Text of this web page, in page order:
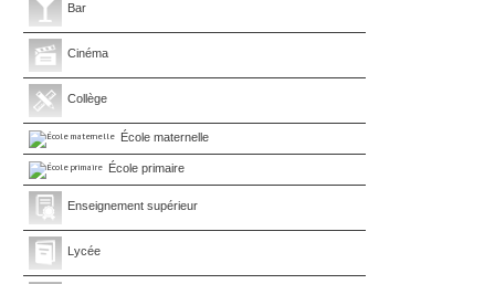
Bar
Cinéma
Collège
École maternelle
École primaire
Enseignement supérieur
Lycée